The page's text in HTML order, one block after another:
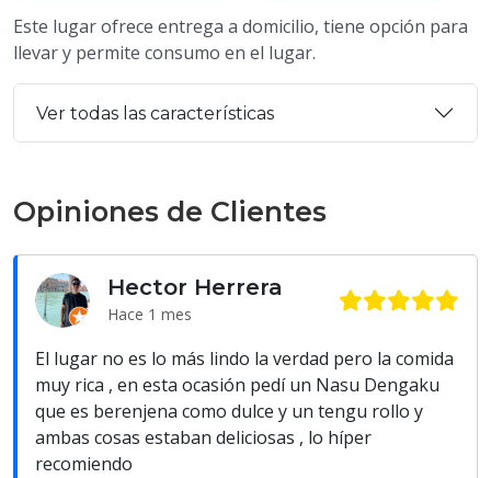
Este lugar ofrece entrega a domicilio, tiene opción para
llevar y permite consumo en el lugar.
Ver todas las características
Opiniones de Clientes
Hector Herrera
Hace 1 mes
El lugar no es lo más lindo la verdad pero la comida
muy rica , en esta ocasión pedí un Nasu Dengaku
que es berenjena como dulce y un tengu rollo y
ambas cosas estaban deliciosas , lo híper
recomiendo